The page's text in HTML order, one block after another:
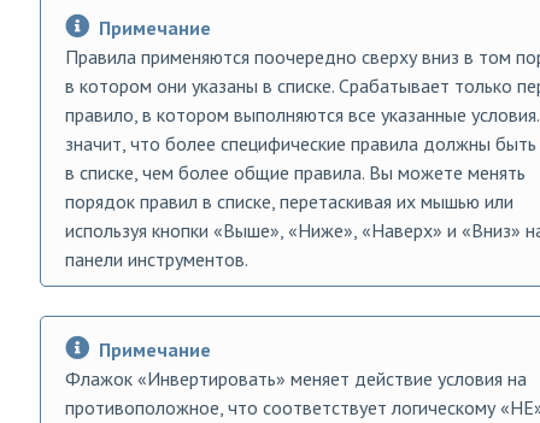
Примечание
Правила применяются поочередно сверху вниз в том
в котором они указаны в списке. Срабатывает только
правило, в котором выполняются все указанные
значит, что более специфические правила должны
в списке, чем более общие правила. Вы можете менять
порядок правил в списке, перетаскивая их мышью или
используя кнопки «Выше», «Ниже», «Наверх» и «Вниз»
панели инструментов.
Примечание
Флажок «Инвертировать» меняет действие условия на
противоположное, что соответствует логическому